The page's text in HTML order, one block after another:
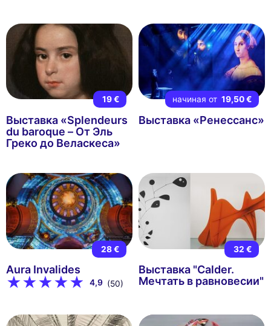
19 €
Выставка «Splendeurs
du baroque – От Эль
Греко до Веласкеса»
начиная от 19,50 €
Выставка «Ренессанс»
28 €
Aura Invalides
4,9 (50)
32 €
Выставка "Calder.
Мечтать в равновесии"